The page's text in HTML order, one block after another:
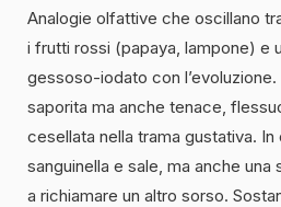
Analogie olfattive che oscillano
i frutti rossi (papaya, lampone) e
gessoso-iodato con
saporita ma anche tenace,
cesellata nella trama gustativa. In
sanguinella e sale, ma anche una
a richiamare un altro sorso.